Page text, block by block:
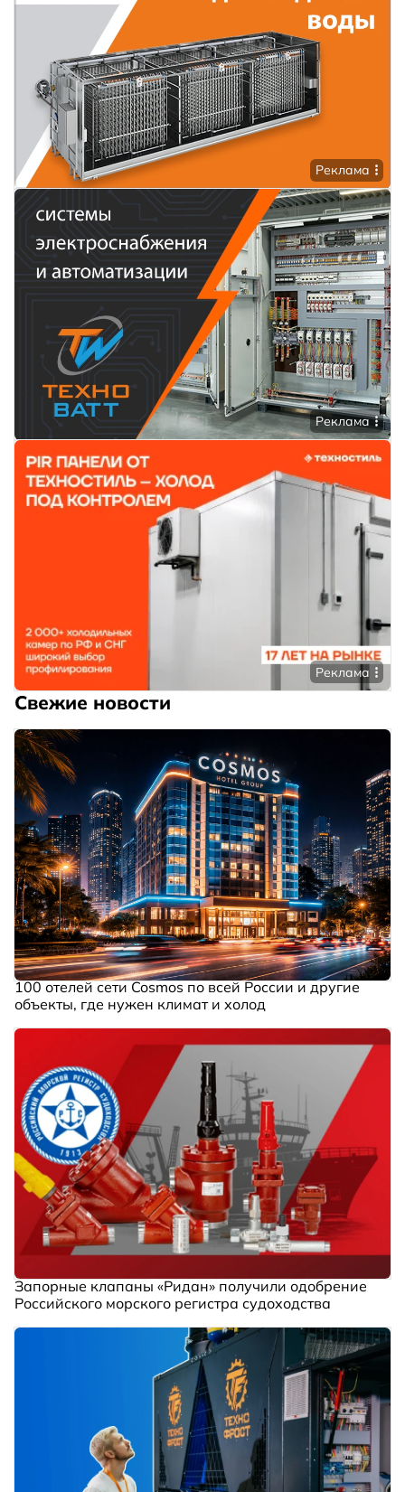
Реклама
Реклама
Реклама
Свежие новости
100 отелей сети Cosmos по всей России и другие
объекты, где нужен климат и холод
Запорные клапаны «Ридан» получили одобрение
Российского морского регистра судоходства